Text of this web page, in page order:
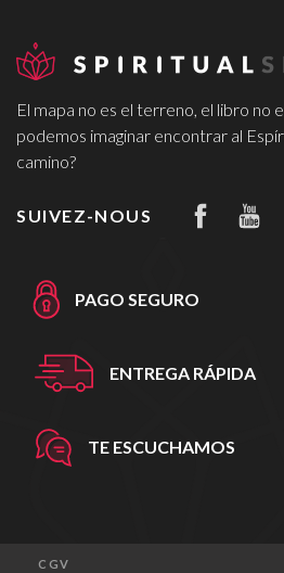
El mapa no es el terreno, el libro no
podemos imaginar encontrar al
camino?
SUIVEZ-NOUS
PAGO SEGURO
ENTREGA RÁPIDA
TE ESCUCHAMOS
CGV